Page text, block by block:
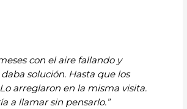
con el aire fallando y
solución. Hasta que los
arreglaron en la misma visita.
a llamar sin pensarlo.”